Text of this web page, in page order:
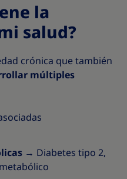
la
salud?
crónica que también
múltiples
→ Diabetes tipo 2,